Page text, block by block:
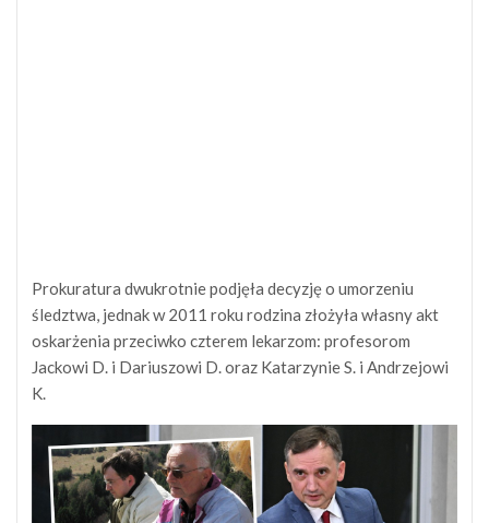
Prokuratura dwukrotnie podjęła decyzję o umorzeniu
śledztwa, jednak w 2011 roku rodzina złożyła własny akt
oskarżenia przeciwko czterem lekarzom: profesorom
Jackowi D. i Dariuszowi D. oraz Katarzynie S. i Andrzejowi
K.